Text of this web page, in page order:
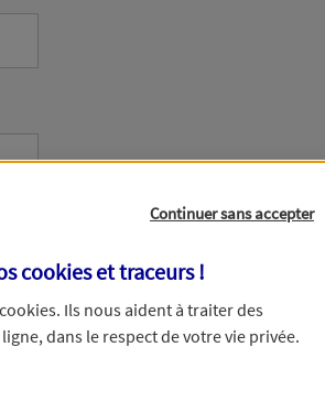
Continuer sans accepter
cookies et traceurs!
cookies. Ils nous aident à traiter des
dans le respect de votre vie privée.